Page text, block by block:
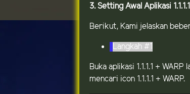
3. Setting Awal Aplikasi
Berikut, Kami jelaskan
Langkah #1
Buka aplikasi 1.1.1.1 +
mencari icon 1.1.1.1 + WARP.